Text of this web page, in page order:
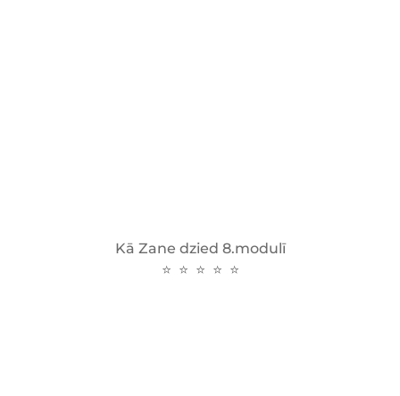
Kā Zane dzied 8.modulī
⭐ ⭐ ⭐ ⭐ ⭐